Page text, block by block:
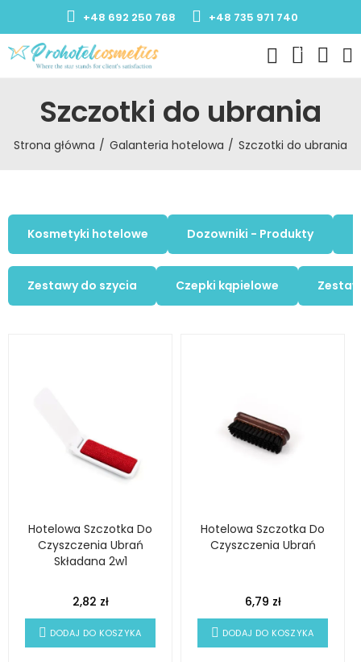
+48 692 250 768 +48 735 971 740
0
Szczotki do ubrania
Strona główna Galanteria hotelowa Szczotki do ubrania
Kosmetyki hotelowe Dozowniki - Produkty
Zestawy do szycia Czepki kąpielowe
Hotelowa Szczotka Do
Czyszczenia Ubrań
Składana 2w1
2,82 zł
DODAJ DO KOSZYKA
Hotelowa Szczotka Do
Czyszczenia Ubrań
6,79 zł
DODAJ DO KOSZYKA